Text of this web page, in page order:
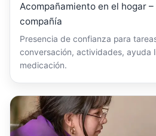
Acompañamiento en el hogar
compañía
Presencia de confianza para
conversación, actividades, ayuda
medicación.